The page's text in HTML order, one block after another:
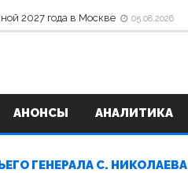
2027 года в Москве 05.08.2026
АНОНСЫ АНАЛИТИКА
ГЕНЕРАЛА С. НИКОЛАЕВА